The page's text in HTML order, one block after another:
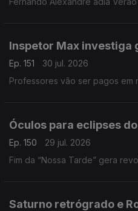
Inspetor Max investiga
Ep. 151
30 jul. 2026
Professores vão ser pagos em
Óculos para eclipses
Ep. 150
29 jul. 2026
Fim da “Nossa Tarde” gera
Saturno retrógrado e